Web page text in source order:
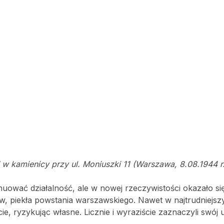
kamienicy przy ul. Moniuszki 11 (Warszawa, 8.08.1944
działalność, ale w nowej rzeczywistości okazało
piekła powstania warszawskiego. Nawet w
ryzykując własne. Licznie i wyraziście zaznaczyli swój